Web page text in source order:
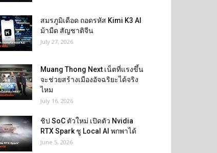
สมรภูมิเดือด ถอดรหัส Kimi K3 AI
ม้ามืด สัญชาติจีน
July 27, 2026
Muang Thong Next เน็ตที่แรงขึ้น
จะช่วยสร้างเมืองอัจฉริยะได้จริง
ไหม
July 16, 2026
ชิป SoC ตัวใหม่ เปิดตัว Nvidia
RTX Spark ชู Local AI พกพาได้
June 5, 2026